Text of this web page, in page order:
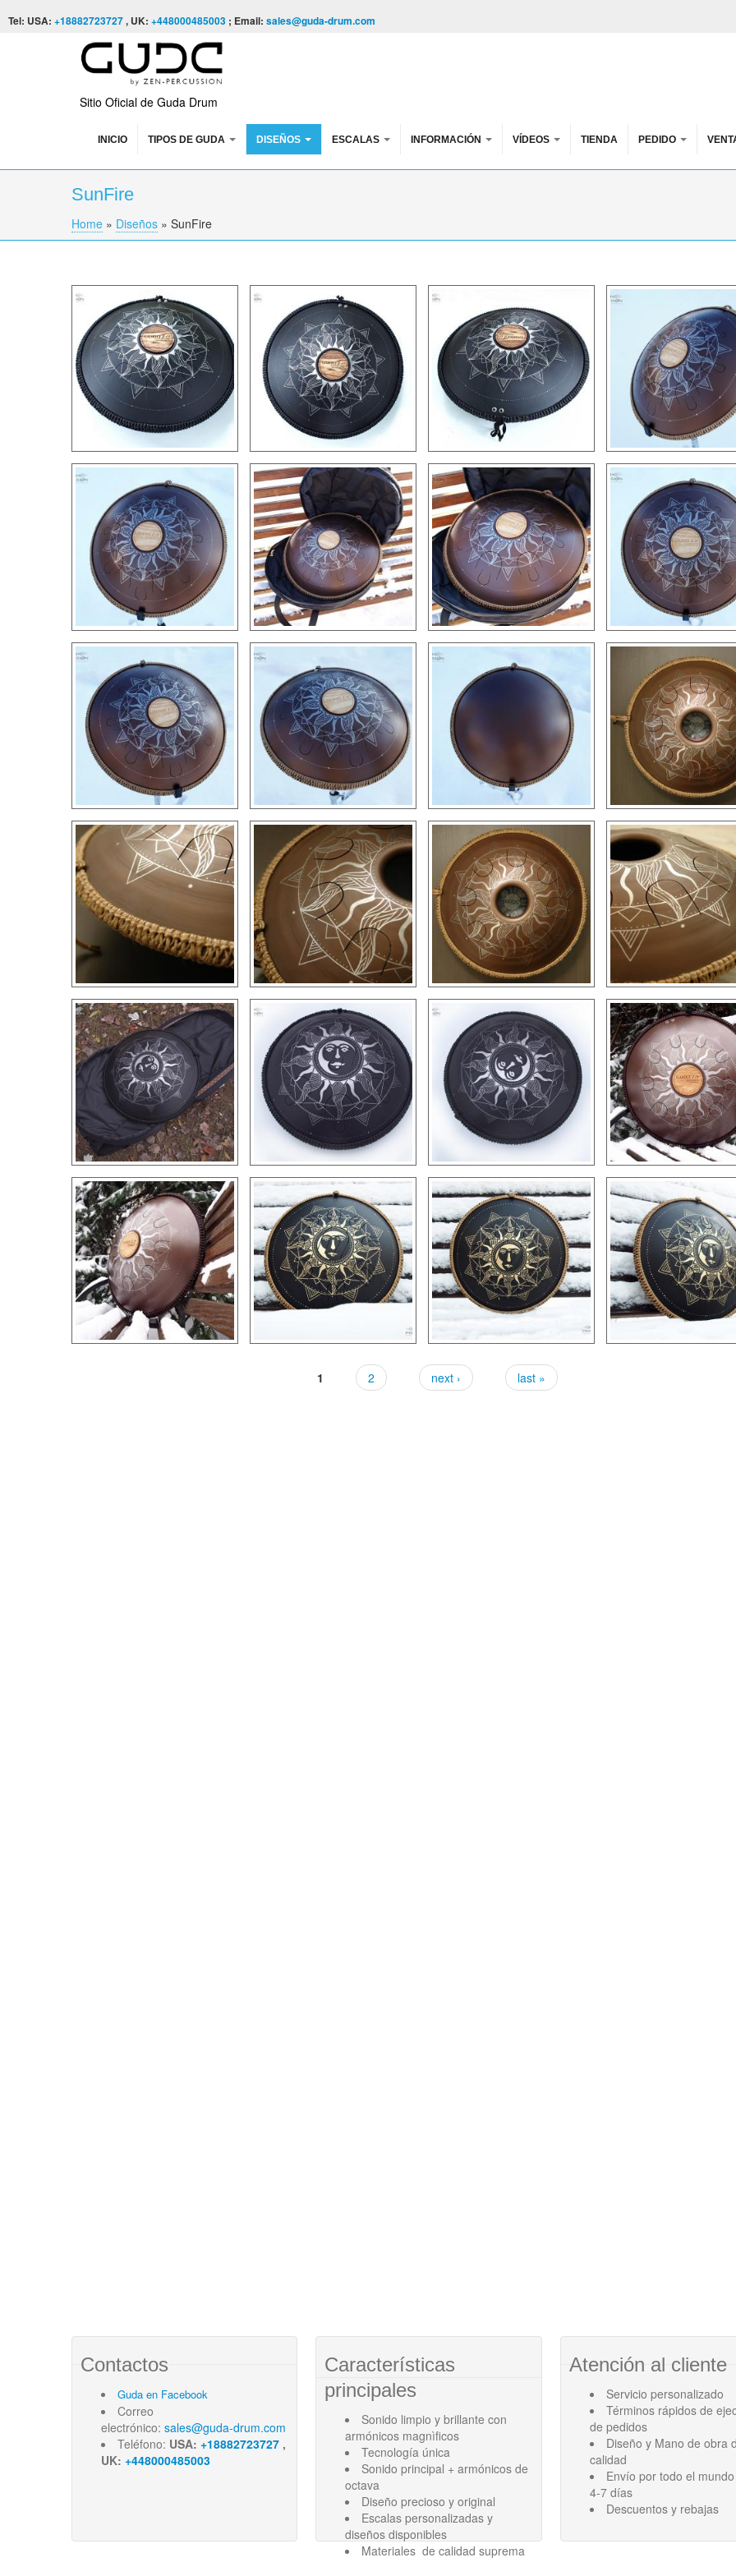
Tel: USA: +18882723727, UK: +448000485003 ; Email: sales@guda-drum.com
Sitio Oficial de Guda Drum
INICIO TIPOS DE GUDA DISEÑOS ESCALAS INFORMACIÓN VÍDEOS TIENDA PEDIDO
SunFire
You are here
Home » Diseños » SunFire
1 2 next › last »
Contactos
Guda en Facebook
Correo
electrónico: sales@guda-drum.com
Teléfono: USA: +18882723727 ,
UK: +448000485003
Características
principales
Sonido limpio y brillante con
armónicos magnìficos
Tecnología única
Sonido principal + armónicos de
octava
Diseño precioso y original
Escalas personalizadas y
diseños disponibles
Materiales de calidad suprema
Atención al cliente
Servicio personalizado
Términos rápidos de
de pedidos
Diseño y Mano de obra
calidad
Envío por todo el
4-7 días
Descuentos y rebajas